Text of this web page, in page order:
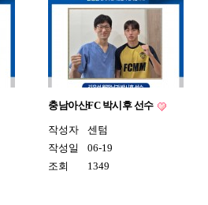
충남아산FC 박시후 선수
작성자
센텀
작성일
06-19
조회
1349